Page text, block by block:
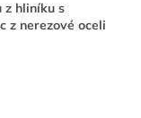
z hliníku s
z nerezové oceli